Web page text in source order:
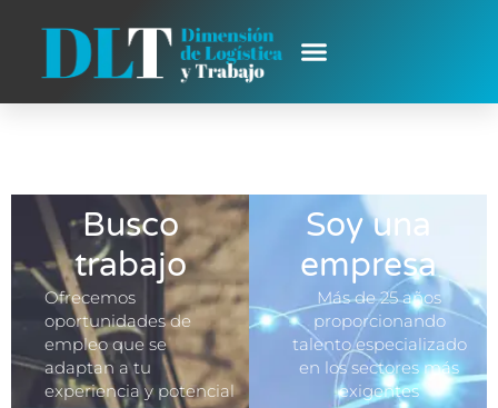
Dimensión de logística y
Busco
trabajo
Ofrecemos
oportunidades de
empleo que se
adaptan a tu
experiencia y potencial
Soy una
empresa
Más de 25 años
proporcionando
talento especializado
en los sectores más
exigentes